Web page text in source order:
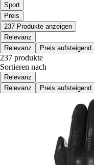
Sport
Preis
237 Produkte anzeigen
Relevanz
Relevanz
Preis aufsteigend
237 produkte
Sortieren nach
Relevanz
Relevanz
Preis aufsteigend